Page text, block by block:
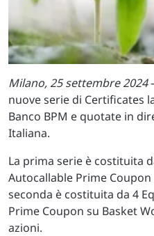
Milano, 25 settembre 2024
nuove serie di Certificates
Banco BPM e quotate in
Italiana.
La prima serie è costituita
Autocallable Prime
seconda è costituita da 4
Prime Coupon su Basket
azioni.